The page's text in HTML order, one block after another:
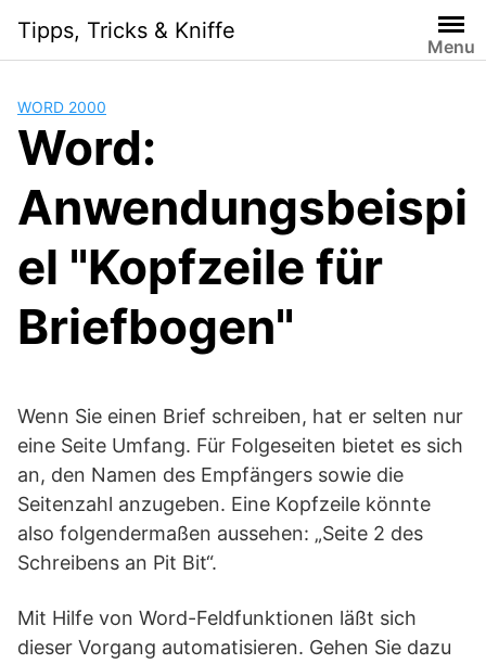
content
Tipps, Tricks & Kniffe
Menu
WORD 2000
Word:
Anwendungsbeispi
el "Kopfzeile für
Briefbogen"
Wenn Sie einen Brief schreiben, hat er selten nur
eine Seite Umfang. Für Folgeseiten bietet es sich
an, den Namen des Empfängers sowie die
Seitenzahl anzugeben. Eine Kopfzeile könnte
also folgendermaßen aussehen: „Seite 2 des
Schreibens an Pit Bit“.
Mit Hilfe von Word-Feldfunktionen läßt sich
dieser Vorgang automatisieren. Gehen Sie dazu